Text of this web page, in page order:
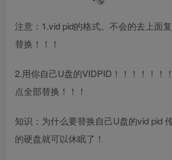
注意：1.vid pid的格式。不会的去上面
替换！！！
2.用你自己U盘的VIDPID！！！！！！
点全部替换！！！
知识：为什么要替换自己U盘的vid pid
的硬盘就可以休眠了！